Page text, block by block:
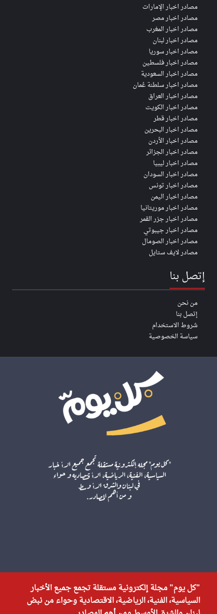
مصادر اخبار الإمارات
مصادر اخبار مصر
مصادر اخبار المغرب
مصادر اخبار لبنان
مصادر اخبار سوريا
مصادر اخبار فلسطين
مصادر اخبار السعودية
مصادر اخبار سلطنة عُمان
مصادر اخبار العراق
مصادر اخبار الكويت
مصادر اخبار قطر
مصادر اخبار البحرين
مصادر اخبار الأردن
مصادر اخبار الجزائر
مصادر اخبار ليبيا
مصادر اخبار السودان
مصادر اخبار تونس
مصادر اخبار اليمن
مصادر اخبار موريتانيا
مصادر اخبار جزر القمر
مصادر اخبار جيبوتي
مصادر اخبار الصومال
مصادر لايف ستايل
إتصل بنا
من نحن
إتصل بنا
شروط الاستخدام
سياسة الخصوصية
"كل يوم" مجلة إلكترونية مستقلة تجمع جميع الأخبار
السياسية، الفنية، الرياضية، الاقتصادية وحواء من نبض